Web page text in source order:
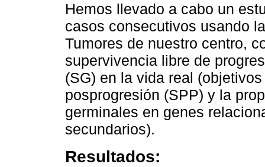
Hemos llevado a cabo un
casos consecutivos usando
Tumores de nuestro centro,
supervivencia libre de
(SG) en la vida real
posprogresión (SPP) y la
germinales en genes
secundarios).
Resultados: